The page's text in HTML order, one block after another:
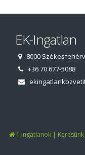
EK-Ingatlan
8000
+36 70 677-5088
| Ingatlanok| Keresünk